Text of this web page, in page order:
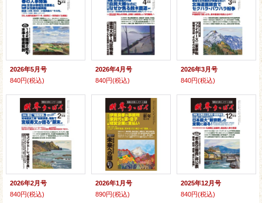
2026年5月号
840円(税込)
2026年4月号
840円(税込)
2026年3月号
840円(税込)
2026年2月号
840円(税込)
2026年1月号
890円(税込)
2025年12月号
840円(税込)